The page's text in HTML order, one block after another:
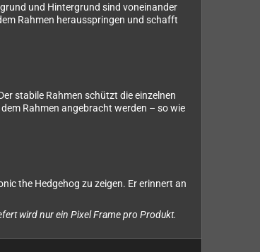
und Hintergrund sind voneinander
Rahmen herausspringen und schafft
stabile Rahmen schützt die einzelnen
Rahmen angebracht werden – so wie
the Hedgehog zu zeigen. Er erinnert an
wird nur ein Pixel Frame pro Produkt.